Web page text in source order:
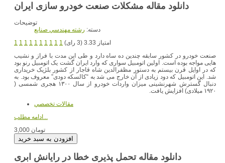
دانلود مقاله مشکلات صنعت خودرو سازی ایران
توضیحات
دسته: رشته مهندسي صنايع
1 1 1 1 1 1 1 1 1 1
امتیاز 3.33 (3 رای)
صنعت خودرو در کشور سابقه چندین ده ساه دارد و طی این مدت با فراز و نشیب
هایی مواجه بوده است. اولین اتومبیل سواری که وارد ایران گشت یک اتومبیل رنو بود
که در اوایل قرن بیستم به دستور مظفرالدین شاه قاجار از کشور بلژیک خریداری
شد. این اتومبیل که دود زیادی از آن خارج می شد به “کالسکه دودی” معروف بود. به
دنبال گسترش شهرنشینی میزان واردات خودرو از سال ۱۳۰۰ هجری شمسی (
۱۹۲۰ میلادی) افزایش یافت.
مقالات تخصصي
ادامه مطلب...
3,000 تومان
دانلود مقاله تحمل پذیری خطا در رایانش ابری